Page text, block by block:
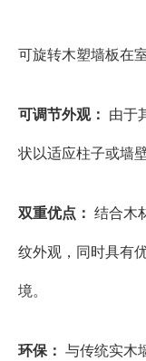
可旋转木塑墙板在
可调节外观： 由于
状以适应柱子或墙
双重优点： 结合木
纹外观，同时具有
境。
环保： 与传统实木